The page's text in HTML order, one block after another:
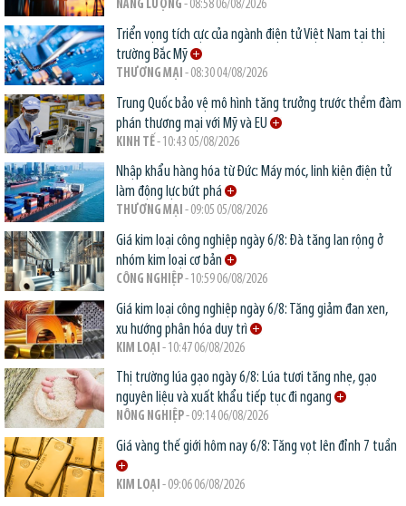
NĂNG LƯỢNG - 08:58 06/08/2026
Triển vọng tích cực của ngành điện tử Việt Nam tại thị
trường Bắc Mỹ
THƯƠNG MẠI - 08:30 04/08/2026
Trung Quốc bảo vệ mô hình tăng trưởng trước thềm đàm
phán thương mại với Mỹ và EU
KINH TẾ- 10:43 05/08/2026
Nhập khẩu hàng hóa từ Đức: Máy móc, linh kiện điện tử
làm động lực bứt phá
THƯƠNG MẠI - 09:05 05/08/2026
Giá kim loại công nghiệp ngày 6/8: Đà tăng lan rộng ở
nhóm kim loại cơ bản
CÔNG NGHIỆP- 10:59 06/08/2026
Giá kim loại công nghiệp ngày 6/8: Tăng giảm đan xen,
xu hướng phân hóa duy trì
KIM LOẠI - 10:47 06/08/2026
Thị trường lúa gạo ngày 6/8: Lúa tươi tăng nhẹ, gạo
nguyên liệu và xuất khẩu tiếp tục đi ngang
NÔNG NGHIỆP- 09:14 06/08/2026
Giá vàng thế giới hôm nay 6/8: Tăng vọt lên đỉnh 7 tuần
KIM LOẠI - 09:06 06/08/2026